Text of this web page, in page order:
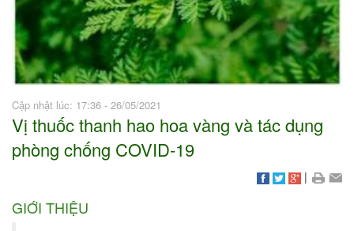
Cập nhật lúc: 17:36 - 26/05/2021
Vị thuốc thanh hao hoa vàng và tác dụng
phòng chống COVID-19
|
GIỚI THIỆU